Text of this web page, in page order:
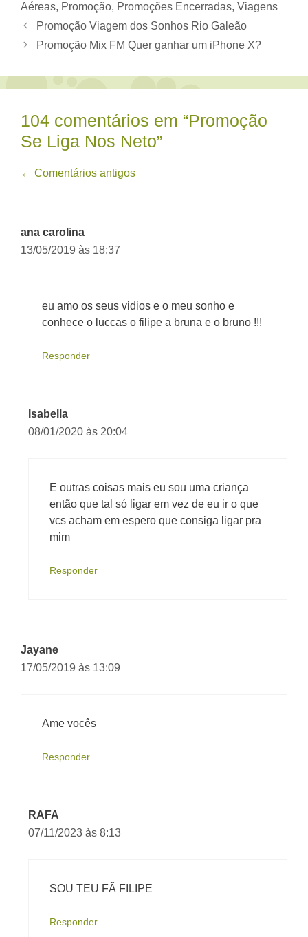
Aéreas, Promoção, Promoções Encerradas, Viagens
Promoção Viagem dos Sonhos Rio Galeão
Promoção Mix FM Quer ganhar um iPhone X?
104 comentários em “Promoção
Se Liga Nos Neto”
Navegação
← Comentários antigos
ana carolina
13/05/2019 às 18:37
eu amo os seus vidios e o meu sonho e
conhece o luccas o filipe a bruna e o bruno !!!
Responder
Isabella
08/01/2020 às 20:04
E outras coisas mais eu sou uma criança
então que tal só ligar em vez de eu ir o que
vcs acham em espero que consiga ligar pra
mim
Responder
Jayane
17/05/2019 às 13:09
Ame vocês
Responder
RAFA
07/11/2023 às 8:13
SOU TEU FÃ FILIPE
Responder